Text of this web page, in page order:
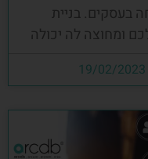
בעסקים. בניית
ומחוצה לה יכולה